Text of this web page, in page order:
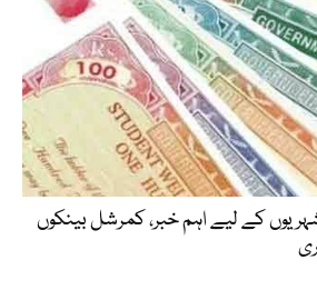
شہریوں کے لیے اہم خبر، کمرشل بینکوں